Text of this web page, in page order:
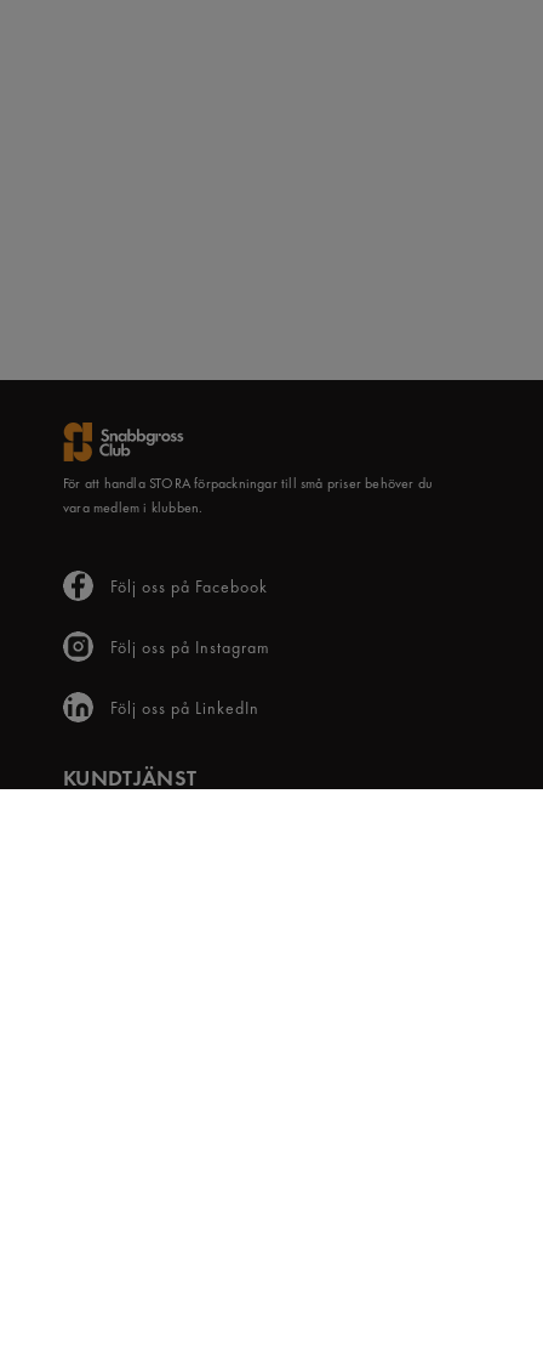
För att handla STORA förpackningar till små priser behöver du
vara medlem i klubben.
Följ oss på Facebook
Följ oss på Instagram
Följ oss på LinkedIn
KUNDTJÄNST